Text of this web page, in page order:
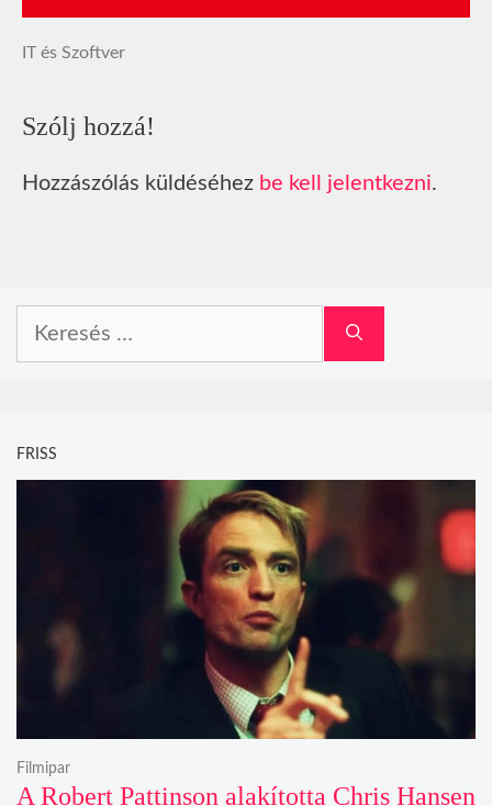
IT és Szoftver
Szólj hozzá!
Hozzászólás küldéséhez be kell jelentkezni.
FRISS
A Robert Pattinson alakította Chris Hansen
Filmipar